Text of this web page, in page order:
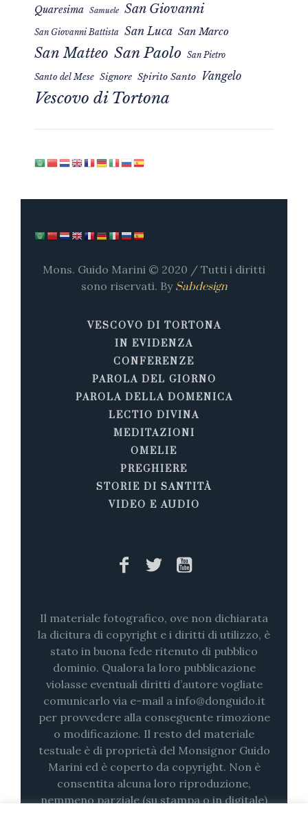
Quaresima Samuele San Giovanni
San Giovanni Battista San Luca San Marco
San Matteo San Paolo San Pietro
Santo del Mese Signore Spirito Santo Vangelo
Vescovo di Tortona
Mons. Guido Marini © 2020 / Tutti i diritti
sono riservati. By Sabdesign
VESCOVO DI TORTONA
IN EVIDENZA
CONFERENZE
PAROLA DEL GIORNO
PAROLA DELLA DOMENICA
LECTIO DIVINA
MEDITAZIONI
OMELIE
PREGHIERE
STORIE DI SANTITÀ
VIDEO E AUDIO
Il materiale fotografico, ove non dichiarata
la dicitura di copyright e i diritti di utilizzo, è
stato in buona fede ritenuto di pubblico
dominio. Qualora la loro pubblicazione
violasse eventuali diritti d’autore vogliate
comunicarlo via e-mail a info@donguido.it
per provvedere alla conseguente rimozione
o modificazione. Il resto del materiale
testuale è di proprietà del Monsignor Guido
Marini ed è coperto da copyright. Non è
consentita alcuna loro riproduzione,
nemmeno parziale (su stampa o in digitale)